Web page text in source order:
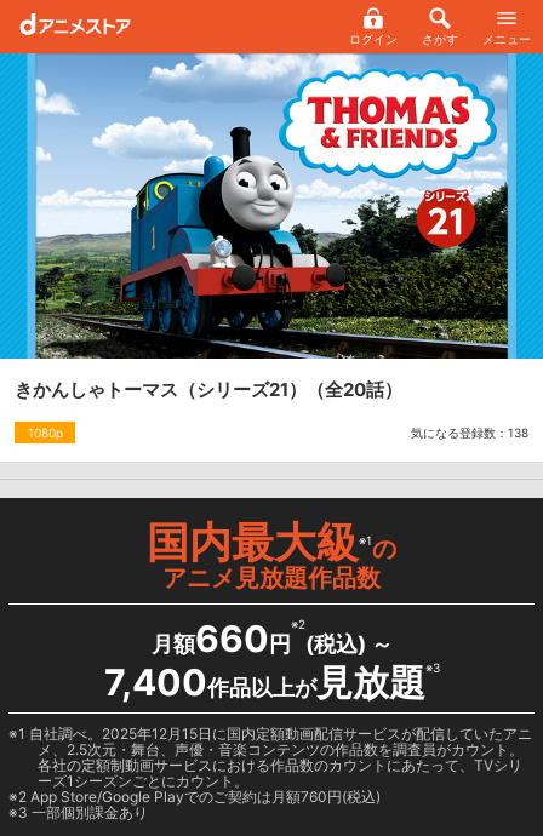
ログイン さがす メニュー
きかんしゃトーマス（シリーズ21） （全20話）
1080p 気になる登録数： 138
国内最大級※1の
アニメ見放題作品数
月額660 円
※2
(税込) ～
7,400作品以上が見放題※3
1 自社調べ。2025年12月15日に国内定額動画配信サービスが配信していたアニ
メ、2.5次元・舞台、声優・音楽コンテンツの作品数を調査員がカウント。
各社の定額制動画サービスにおける作品数のカウントにあたって、TVシリ
ーズ1シーズンごとにカウント。
2 App Store/Google Playでのご契約は月額760円(税込)
3 一部個別課金あり